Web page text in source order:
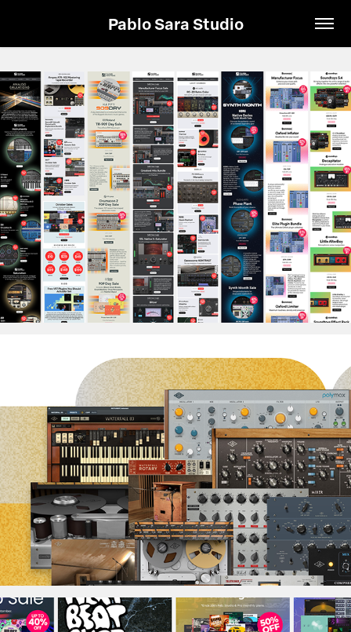
Pablo Sara Studio
Plugin Boutique UK
Plugin Boutique UK